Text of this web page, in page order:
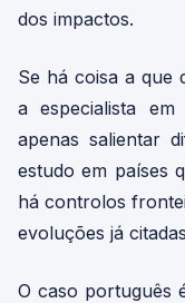
dos impactos.
Se há coisa a que
a especialista
apenas salientar
estudo em países
há controlos
evoluções já
O caso português